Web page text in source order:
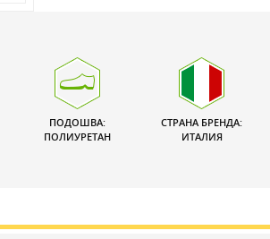
ПОДОШВА:
ПОЛИУРЕТАН
СТРАНА БРЕНДА:
ИТАЛИЯ